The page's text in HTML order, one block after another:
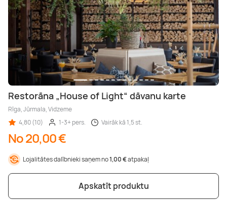
Restorāna „House of Light“ dāvanu karte
Rīga, Jūrmala, Vidzeme
4,80 (10)
1-3+ pers. Vairāk kā 1,5 st.
No 20,00 €
Lojalitātes dalībnieki saņem no1,00 €atpakaļ
Apskatīt produktu